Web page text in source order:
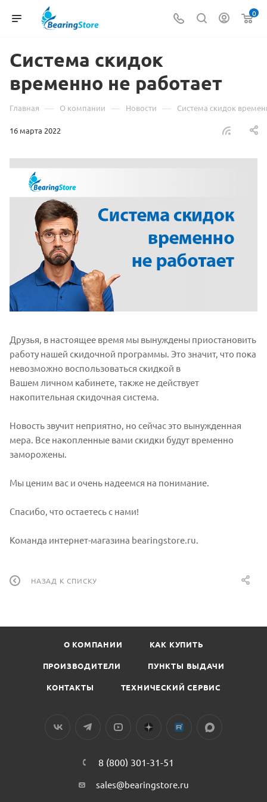
0
Система скидок
временно не работает
Главная — О компании — Новости — Система скидок
16 марта 2022
Друзья, в настоящее время мы вынуждены приостановить
работу нашей скидочной программы. Это значит, что пока
невозможно воспользоваться скидкой в
Вашем личном кабинете, также не действует
накопительная скидочная система.
Новость звучит неприятно, но сейчас это вынужденная
мера. Все накопленные вами скидки будут временно
заморожены.
Мы ценим вас и очень надеемся на понимание.
Спасибо, что остаетесь с нами!
Команда интернет-магазина bearingstore.ru.
НАЗАД К СПИСКУ
О КОМПАНИИ КАК КУПИТЬ
ПРОИЗВОДИТЕЛИ ПУНКТЫ ВЫДАЧИ
КОНТАКТЫ ТЕХНИЧЕСКИЙ СЕРВИС
8 (800) 301-31-51
sales@bearingstore.ru